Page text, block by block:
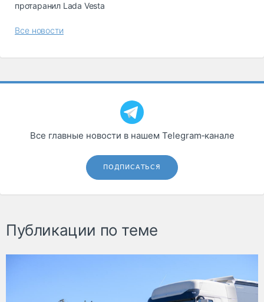
протаранил Lada Vesta
Все новости
Все главные новости в нашем Telegram‑канале
ПОДПИСАТЬСЯ
Публикации по теме